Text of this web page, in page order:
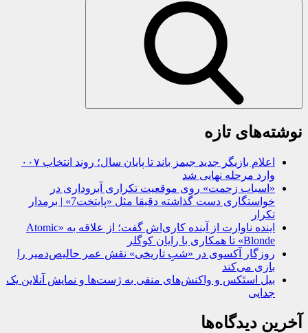
نوشته‌های تازه
اعلام بازیگر جدید جیمز باند تا پایان سال؛ روند انتخاب ۰۰۷
وارد مرحله نهایی شد
«اسباب زحمت» روی موقعیت تکراری آبروداری در
خواستگاری دست گذاشته دقیقا مثل «پایتخت7» | برمدار
تکرار
اینده ناوارت از آینده کاری‌اش گفت؛ از علاقه به «Atomic
Blonde» تا همکاری با رایان کوگلر
روزگار آکسوی در «شبِ تاریخی» نقش عمر حالیص‌دمیر را
بازی می‌کند
بیل استَکس و واکنش‌های منفی به ژست‌ها و نمایش آنلاین یک
جدایی
آخرین دیدگاه‌ها